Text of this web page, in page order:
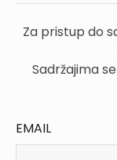
Za pristup do
Sadržajima
EMAIL